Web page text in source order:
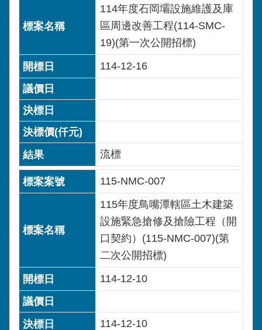
114年度石岡壩設施維護及庫
區周邊改善工程(114-SMC-
19)(第一次公開招標)
114-12-16
流標
115-NMC-007
115年度鳥嘴潭轄區土木建築
設施緊急搶修及搶險工程（開
口契約）(115-NMC-007)(第
二次公開招標)
114-12-10
114-12-10